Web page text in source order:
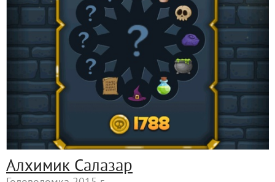
Алхимик Салазар